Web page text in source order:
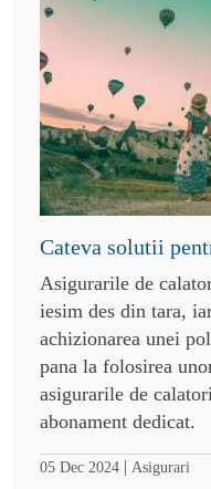
Cateva solutii
Asigurarile de
iesim des din tara,
achizionarea unei
pana la folosirea
asigurarile de
abonament dedicat.
05 Dec 2024 | Asigurari